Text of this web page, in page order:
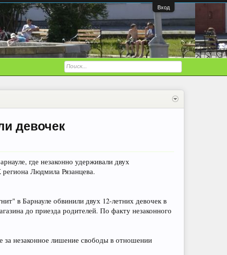
Вход
девочек
где незаконно удерживали двух
Людмила Рязанцева.
в Барнауле обвинили двух 12-летних девочек в
до приезда родителей. По факту незаконного
за незаконное лишение свободы в отношении